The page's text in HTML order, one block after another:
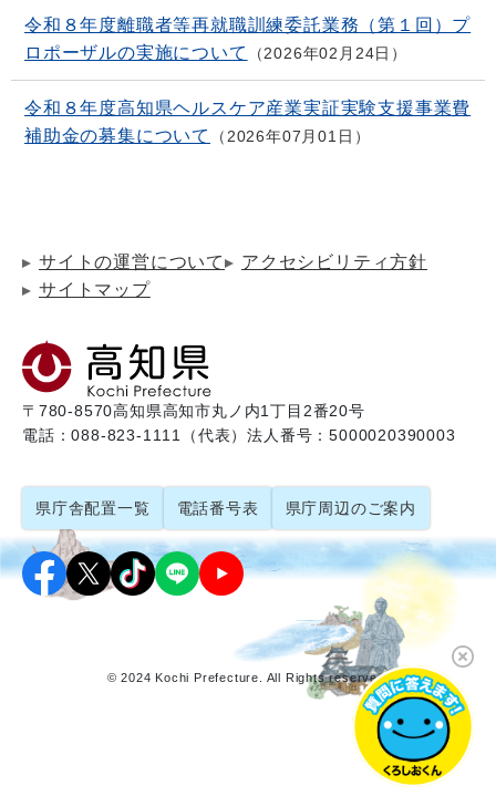
令和８年度離職者等再就職訓練委託業務（第１回）プ
ロポーザルの実施について
2026年02月24日
令和８年度高知県ヘルスケア産業実証実験支援事業費
補助金の募集について
2026年07月01日
サイトの運営について
アクセシビリティ方針
サイトマップ
〒780-8570高知県高知市丸ノ内1丁目2番20号
電話：088-823-1111（代表）法人番号：5000020390003
県庁舎配置一覧 電話番号表 県庁周辺のご案内
© 2024 Kochi Prefecture. All Rights reserved.